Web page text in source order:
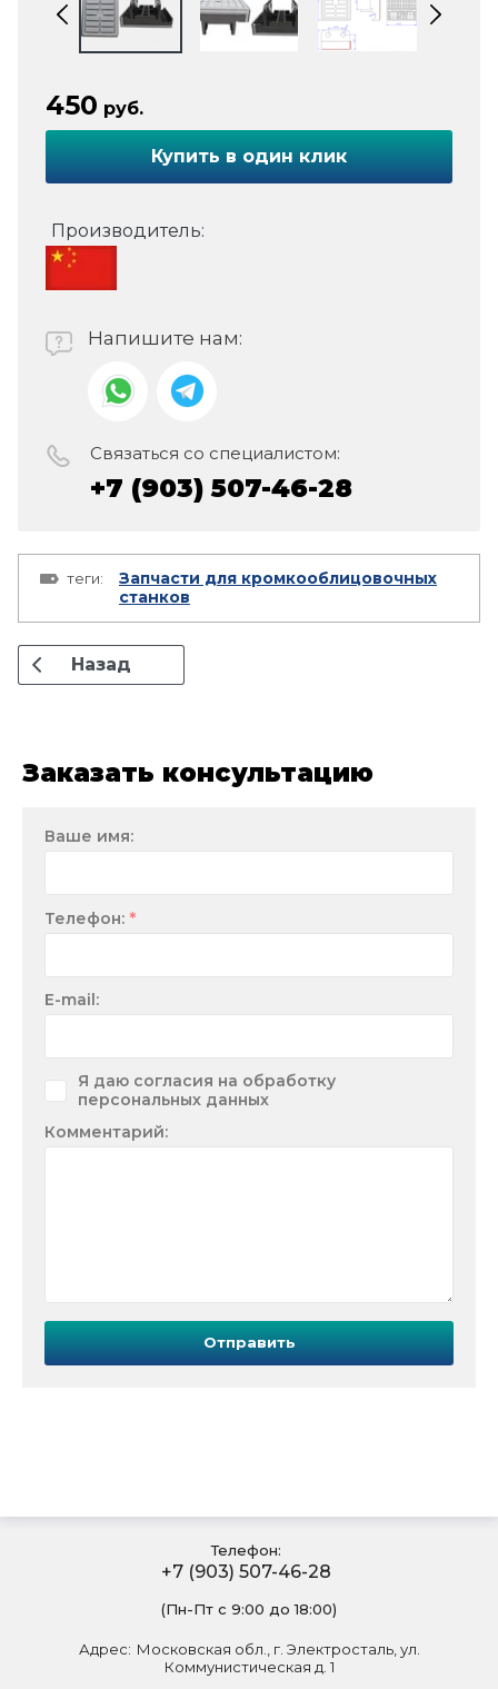
450 руб.
Купить в один клик
Производитель:
Напишите нам:
Связаться со специалистом:
+7 (903) 507-46-28
теги:
Запчасти для кромкооблицовочных
станков
Назад
Заказать консультацию
Ваше имя:
Телефон: *
E-mail:
Я даю согласия на обработку
персональных данных
Комментарий:
Отправить
Телефон:
+7 (903) 507-46-28
(Пн-Пт с 9:00 до 18:00)
Адрес: Московская обл., г. Электросталь, ул.
Коммунистическая д. 1